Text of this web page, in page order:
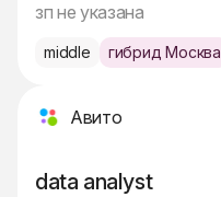
зп не указана
middle гибрид Москва
Авито
data analyst